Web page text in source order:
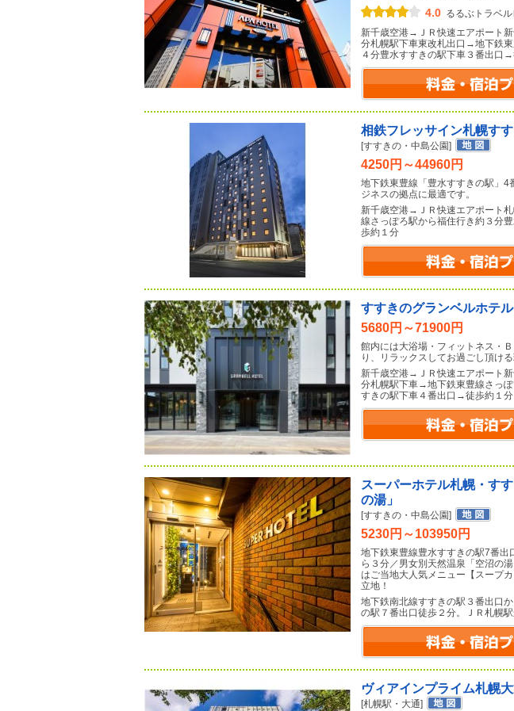
4.0 るるぶトラベ
新千歳空港→ＪＲ快速エアポート
分札幌駅下車東改札出口→地下鉄
４分豊水すすきの駅下車３番出口
相鉄フレッサイン札幌す
[すすきの・中島公園]
4250円～44960円
地下鉄東豊線「豊水すすきの駅」4
ジネスの拠点に最適です。
新千歳空港→ＪＲ快速エアポート
線さっぽろ駅から福住行き約３分
歩約１分
すすきのグランベルホテル
5680円～71900円
館内には大浴場・フィットネス・
り、リラックスしてお過ごし頂け
新千歳空港→ＪＲ快速エアポート
分札幌駅下車→地下鉄東豊線さっ
すきの駅下車４番出口→徒歩約１分
スーパーホテル札幌・す
の湯」
[すすきの・中島公園]
5230円～103950円
地下鉄東豊線豊水すすきの駅7番
ら３分／男女別天然温泉「空沼の
はご当地大人気メニュー【スープ
立地！
地下鉄南北線すすきの駅３番出口
の駅７番出口徒歩２分。ＪＲ札幌駅
ヴィアインプライム札幌
[札幌駅・大通]